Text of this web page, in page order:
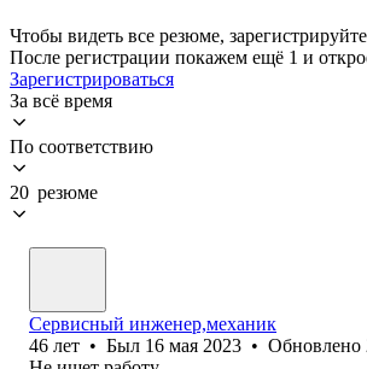
Чтобы видеть все резюме,
После регистрации покажем ещё 1 и
Зарегистрироваться
За всё время
По соответствию
20 резюме
Сервисный инженер,механик
46 лет • Был 16 мая 2023 • Обновлено